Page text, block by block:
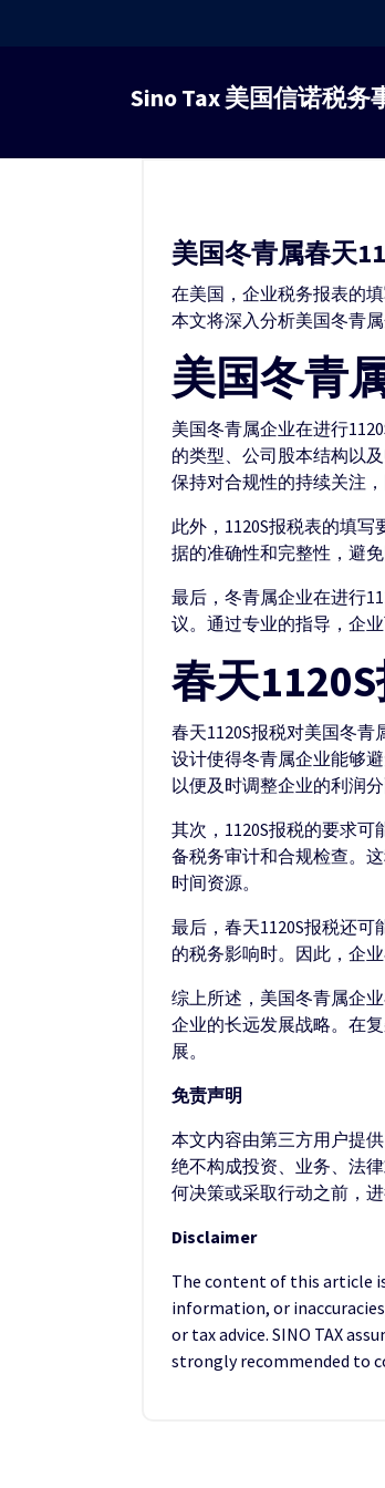
容
Sino Tax 美国信诺税务
美国冬青属春天
在美国，企业税务报表的
本文将深入分析美国冬青
美国冬青
美国冬青属企业在进行
的类型、公司股本结构以
保持对合规性的持续关注
此外，1120S报税表的填
据的准确性和完整性，避
最后，冬青属企业在进行
议。通过专业的指导，企
春天
春天1120S报税对美国冬
设计使得冬青属企业能够
以便及时调整企业的利润分
其次，1120S报税的要求
备税务审计和合规检查。
时间资源。
最后，春天1120S报税还
的税务影响时。因此，企
综上所述，美国冬青属企
企业的长远发展战略。在
展。
免责声明
本文内容由第三方用户提
绝不构成投资、业务、法
何决策或采取行动之前，
Disclaimer
The content of this article
information, or
or tax advice. SINO TAX
strongly recommended to